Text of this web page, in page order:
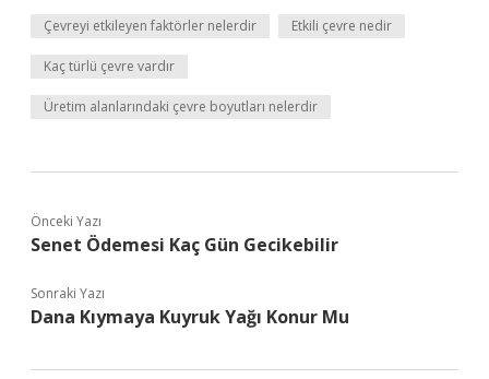
Çevreyi etkileyen faktörler nelerdir Etkili çevre nedir
Kaç türlü çevre vardır
Üretim alanlarındaki çevre boyutları nelerdir
Önceki Yazı
Senet Ödemesi Kaç Gün Gecikebilir
Sonraki Yazı
Dana Kıymaya Kuyruk Yağı Konur Mu